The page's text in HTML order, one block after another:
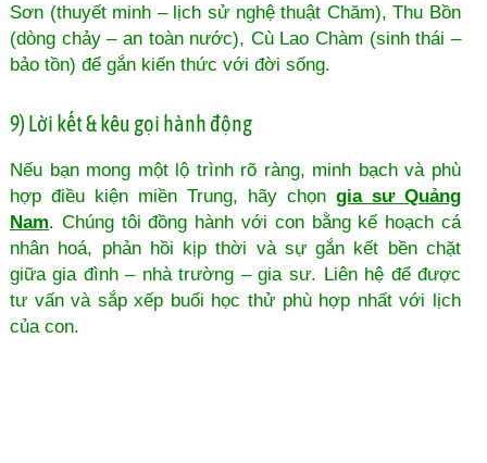
Sơn (thuyết minh – lịch sử nghệ thuật Chăm), Thu Bồn
(dòng chảy – an toàn nước), Cù Lao Chàm (sinh thái –
bảo tồn) để gắn kiến thức với đời sống.
9) Lời kết & kêu gọi hành động
Nếu bạn mong một lộ trình rõ ràng, minh bạch và phù
hợp điều kiện miền Trung, hãy chọngia sư Quảng
Nam. Chúng tôi đồng hành với con bằng kế hoạch cá
nhân hoá, phản hồi kịp thời và sự gắn kết bền chặt
giữa gia đình – nhà trường – gia sư. Liên hệ để được
tư vấn và sắp xếp buổi học thử phù hợp nhất với lịch
của con.